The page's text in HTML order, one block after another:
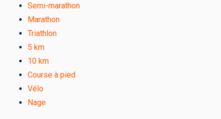
Semi-marathon
Marathon
Triathlon
5 km
10 km
Course à pied
Vélo
Nage